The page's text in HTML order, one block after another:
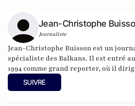
Jean-Christophe
Journaliste
Jean-Christophe Buisson est un
spécialiste des Balkans. Il est entré
1994 comme grand reporter, où il
art de vivre.
SUIVRE